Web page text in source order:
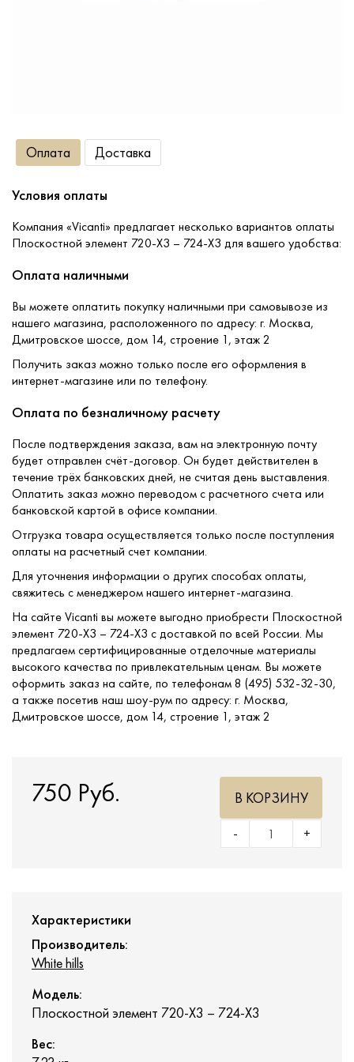
Услуги
Портфолио
Контакты
Оплата Доставка
Условия оплаты
Компания «Vicanti» предлагает несколько вариантов оплаты
Плоскостной элемент 720-X3 – 724-X3 для вашего удобства:
Оплата наличными
Вы можете оплатить покупку наличными при самовывозе из
нашего магазина, расположенного по адресу: г. Москва,
Дмитровское шоссе, дом 14, строение 1, этаж 2
Получить заказ можно только после его оформления в
интернет-магазине или по телефону.
Оплата по безналичному расчету
После подтверждения заказа, вам на электронную почту
будет отправлен счёт-договор. Он будет действителен в
течение трёх банковских дней, не считая день выставления.
Оплатить заказ можно переводом с расчетного счета или
банковской картой в офисе компании.
Отгрузка товара осуществляется только после поступления
оплаты на расчетный счет компании.
Для уточнения информации о других способах оплаты,
свяжитесь с менеджером нашего интернет-магазина.
На сайте Vicanti вы можете выгодно приобрести Плоскостной
элемент 720-X3 – 724-X3 с доставкой по всей России. Мы
предлагаем сертифицированные отделочные материалы
высокого качества по привлекательным ценам. Вы можете
оформить заказ на сайте, по телефонам 8 (495) 532-32-30,
а также посетив наш шоу-рум по адресу: г. Москва,
Дмитровское шоссе, дом 14, строение 1, этаж 2
750 Руб.
+
-
В КОРЗИНУ
Характеристики
Производитель:
White hills
Модель:
Плоскостной элемент 720-X3 – 724-X3
Вес: